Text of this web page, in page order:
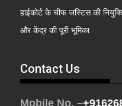
हाईकोर्ट के चीफ जस्टिस की
और केंद्र की पूरी भूमिका
Contact Us
Mobile No. –